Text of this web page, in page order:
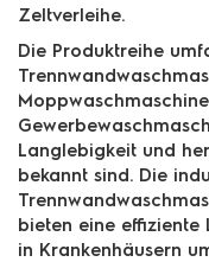
Zeltverleihe.
Die Produktreihe
Langlebigkeit und
bekannt sind. Die
bieten eine effiziente
in Krankenhäusern